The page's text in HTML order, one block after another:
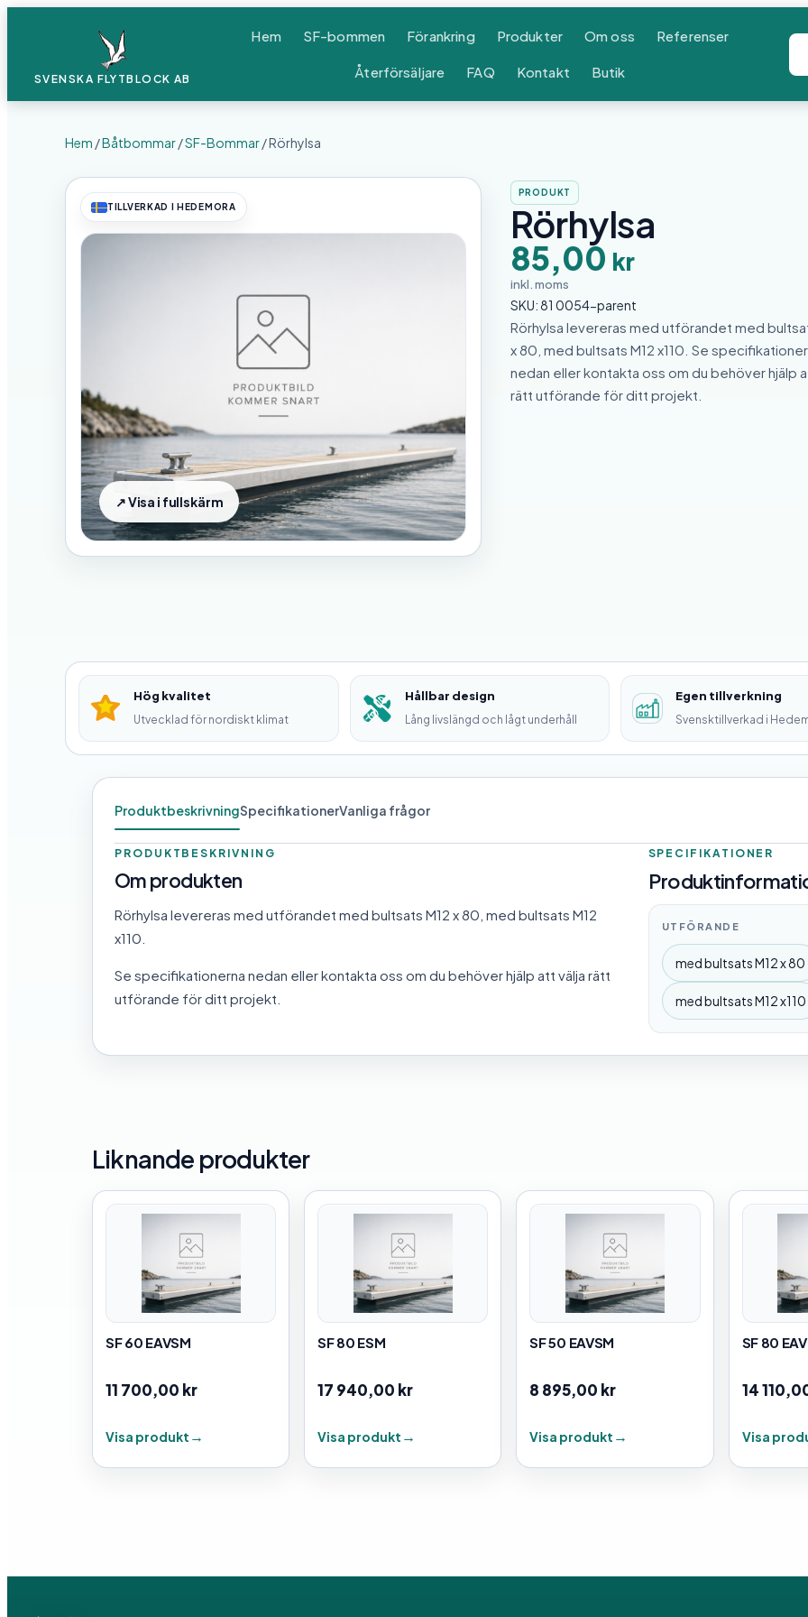
SVENSKA FLYTBLOCK AB
Hem SF-bommen Förankring Produkter Om oss Referenser
Återförsäljare FAQ Kontakt Butik
Hem /Båtbommar/SF-Bommar/ Rörhylsa
TILLVERKAD I HEDEMORA
PRODUKT
Rörhylsa
85,00 kr
inkl. moms
SKU:81 0054-parent
Rörhylsa levereras med utförandet med
x 80, med bultsats M12 x110. Se
nedan eller kontakta oss om du behöver hjälp
rätt utförande för ditt projekt.
Hög kvalitet
Utvecklad för nordiskt klimat
Hållbar design
Lång livslängd och lågt underhåll
Egen tillverkning
Svensktillverkad i
ProduktbeskrivningSpecifikationerVanliga frågor
PRODUKTBESKRIVNING
Om produkten
Rörhylsa levereras med utförandet med bultsats M12 x 80, med bultsats M12
x110.
Se specifikationerna nedan eller kontakta oss om du behöver hjälp att välja rätt
utförande för ditt projekt.
SPECIFIKATIONER
UTFÖRANDE
med bultsats M12 x 80
med bultsats M12 x110
Liknande produkter
SF 60 EAVSM
11 700,00 kr
Visa produkt
SF 80 ESM
17 940,00 kr
Visa produkt
SF 50 EAVSM
8 895,00 kr
Visa produkt
SF 80
14
Visa